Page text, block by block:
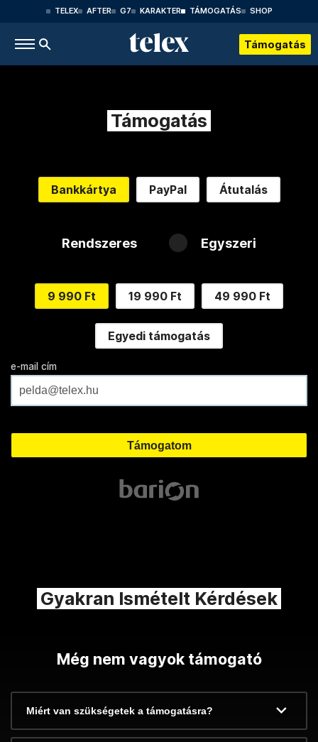
TELEX AFTER G7 KARAKTER TÁMOGATÁS SHOP
Támogatás
Támogatás
Bankkártya PayPal Átutalás
Rendszeres Egyszeri
9 990 Ft 19 990 Ft 49 990 Ft
Egyedi támogatás
e-mail cím
Gyakran Ismételt Kérdések
Még nem vagyok támogató
Miért van szükségetek a támogatásra?